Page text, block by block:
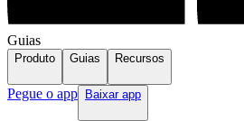
Guias
Produto Guias Recursos
Pegue o app Baixar app